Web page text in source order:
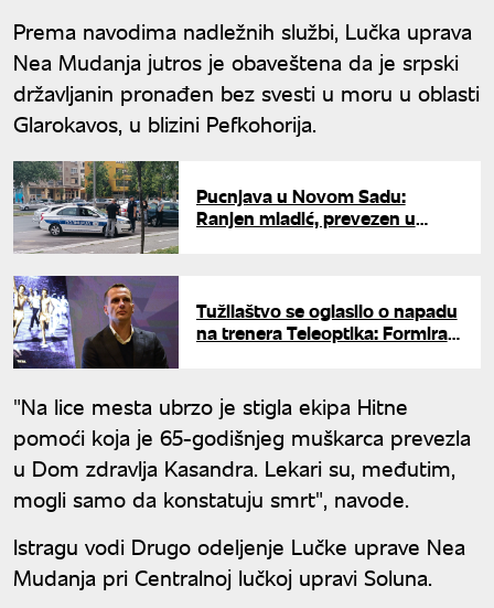
Prema navodima nadležnih službi, Lučka uprava
Nea Mudanja јutros јe obaveštena da јe srpski
državljanin pronađen bez svesti u moru u oblasti
Glarokavos, u blizini Pefkohoriјa.
Pucnjava u Novom Sadu:
Ranjen mladić, prevezen u
Tužilaštvo se oglasilo o napadu
na trenera Teleoptika: Formiran
"Na lice mesta ubrzo јe stigla ekipa Hitne
pomoći koјa јe 65-godišnjeg muškarca prevezla
u Dom zdravlja Kasandra. Lekari su, međutim,
mogli samo da konstatuјu smrt", navode.
Istragu vodi Drugo odeljenje Lučke uprave Nea
Mudanja pri Centralnoј lučkoј upravi Soluna.